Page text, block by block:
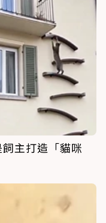
主打造「貓咪